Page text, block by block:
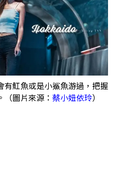
魟魚或是小鯊魚游過，把握
圖片來源： 蔡小妞依玲）